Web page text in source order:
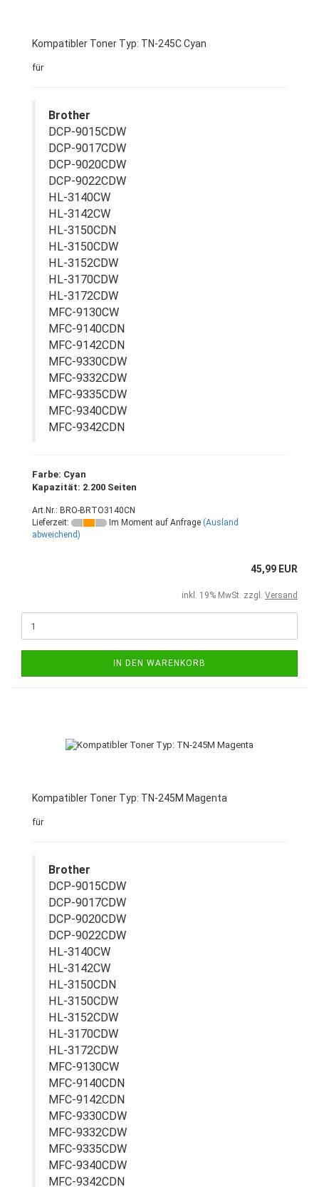
Kompatibler Toner Typ: TN-245C Cyan
für
Brother
DCP-9015CDW
DCP-9017CDW
DCP-9020CDW
DCP-9022CDW
HL-3140CW
HL-3142CW
HL-3150CDN
HL-3150CDW
HL-3152CDW
HL-3170CDW
HL-3172CDW
MFC-9130CW
MFC-9140CDN
MFC-9142CDN
MFC-9330CDW
MFC-9332CDW
MFC-9335CDW
MFC-9340CDW
MFC-9342CDN
Farbe: Cyan
Kapazität: 2.200 Seiten
Art.Nr.: BRO-BRTO3140CN
Lieferzeit:
Im Moment auf Anfrage (Ausland
abweichend)
45,99 EUR
inkl. 19% MwSt. zzgl. Versand
IN DEN WARENKORB
Kompatibler Toner Typ: TN-245M Magenta
für
Brother
DCP-9015CDW
DCP-9017CDW
DCP-9020CDW
DCP-9022CDW
HL-3140CW
HL-3142CW
HL-3150CDN
HL-3150CDW
HL-3152CDW
HL-3170CDW
HL-3172CDW
MFC-9130CW
MFC-9140CDN
MFC-9142CDN
MFC-9330CDW
MFC-9332CDW
MFC-9335CDW
MFC-9340CDW
MFC-9342CDN